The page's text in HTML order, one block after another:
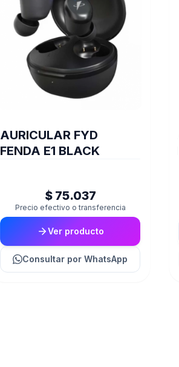
AURICULAR FYD
FENDA E1 BLACK
$ 75.037
Precio efectivo o transferencia
Ver producto
Consultar por WhatsApp